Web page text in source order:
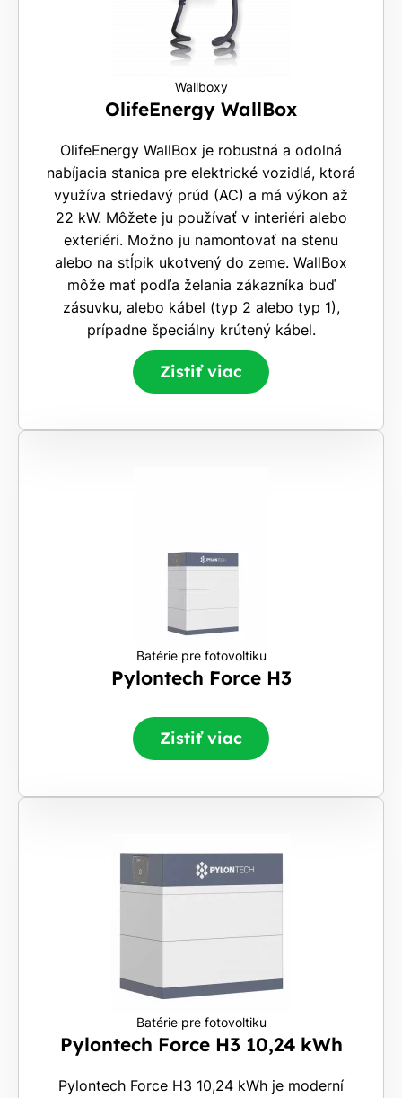
Wallboxy
OlifeEnergy WallBox
OlifeEnergy WallBox je robustná a odolná
nabíjacia stanica pre elektrické vozidlá, ktorá
využíva striedavý prúd (AC) a má výkon až
22 kW. Môžete ju používať v interiéri alebo
exteriéri. Možno ju namontovať na stenu
alebo na stĺpik ukotvený do zeme. WallBox
môže mať podľa želania zákazníka buď
zásuvku, alebo kábel (typ 2 alebo typ 1),
prípadne špeciálny krútený kábel.
Zistiť viac
Batérie pre fotovoltiku
Pylontech Force H3
Zistiť viac
Batérie pre fotovoltiku
Pylontech Force H3 10,24 kWh
Pylontech Force H3 10,24 kWh je moderní